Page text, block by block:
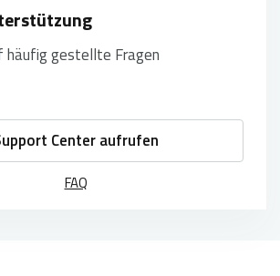
gestellte Fragen
Center aufrufen
FAQ